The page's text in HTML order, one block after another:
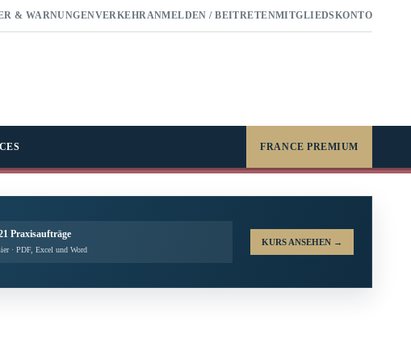
& WARNUNGENVERKEHRANMELDEN / BEITRETENMITGLIEDSKONTO
FRANCE PREMIUM
Praxisaufträge
· PDF, Excel und Word
KURS ANSEHEN →